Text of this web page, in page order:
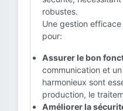
robustes.
Une gestion
pour:
Assurer le bon
communication et
harmonieux sont
production, le
Améliorer la